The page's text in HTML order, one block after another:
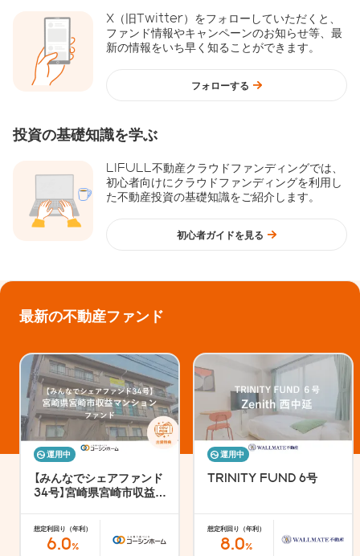
X（旧Twitter）をフォローしていただくと、
ファンド情報やキャンペーンのお知らせ等、最
新の情報をいち早く知ることができます。
フォローする
投資の基礎知識を学ぶ
LIFULL不動産クラウドファンディングでは、
初心者向けにクラウドファンディングを利用し
た不動産投資の基礎知識をご紹介します。
初心者ガイドを見る
最新の不動産ファンド
運用中
【みんなでシェアファンド
34号】宮崎県宮崎市収益マ
想定利回り（年利）
6.0%
運用中
TRINITY FUND 6号
想定利回り（年利）
8.0%